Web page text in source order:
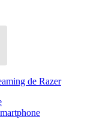
de Razer